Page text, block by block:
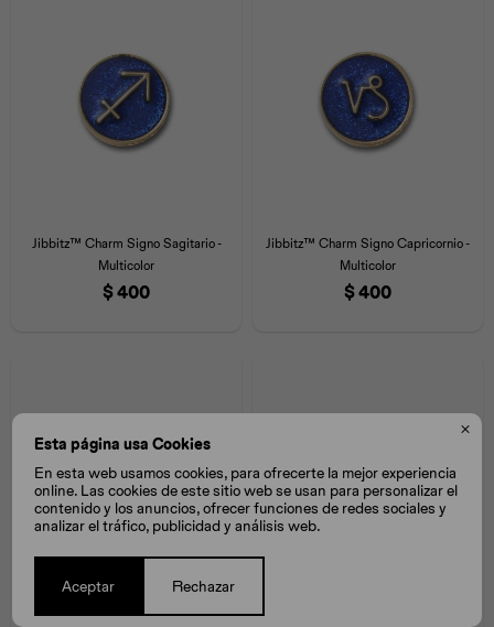

Esta página usa Cookies
En esta web usamos cookies, para ofrecerte la mejor experiencia
online. Las cookies de este sitio web se usan para personalizar el
contenido y los anuncios, ofrecer funciones de redes sociales y
analizar el tráfico, publicidad y análisis web.
Aceptar Rechazar
Jibbitz™ Charm Signo Sagitario -
Multicolor
$400
Jibbitz™ Charm Signo Capricornio -
Multicolor
$400
Jibbitz™ Charm Signo Libra -